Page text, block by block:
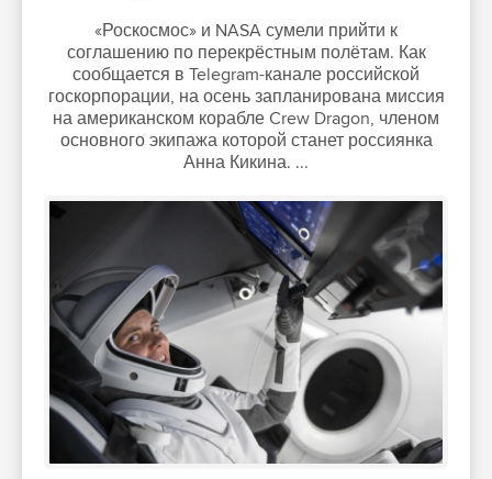
«Роскосмос» и NASA сумели прийти к
соглашению по перекрёстным полётам. Как
сообщается в Telegram-канале российской
госкорпорации, на осень запланирована миссия
на американском корабле Crew Dragon, членом
основного экипажа которой станет россиянка
Анна Кикина. ...